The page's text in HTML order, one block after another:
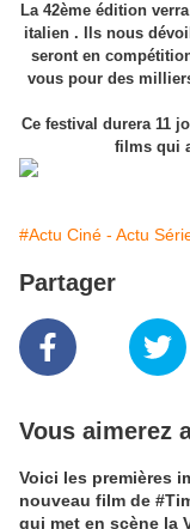
La 42ème édition
italien . Ils nous
seront en
vous pour des
Ce festival durera 11
films qui
#Actu Ciné - Actu
Partager
Vous aimerez
Voici les premières
nouveau film de
qui met en scène la